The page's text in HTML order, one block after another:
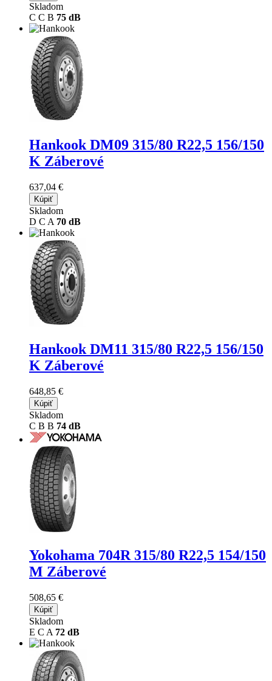
Skladom
C C B 75 dB
Hankook DM09 315/80 R22,5 156/150
K Záberové
637,04 €
Kúpiť
Skladom
D C A 70 dB
Hankook DM11 315/80 R22,5 156/150
K Záberové
648,85 €
Kúpiť
Skladom
C B B 74 dB
Yokohama 704R 315/80 R22,5 154/150
M Záberové
508,65 €
Kúpiť
Skladom
E C A 72 dB